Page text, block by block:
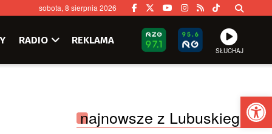
sobota, 8 sierpnia 2026
RADIO REKLAMA
SŁUCHAJ
najnowsze z Lubuskiego